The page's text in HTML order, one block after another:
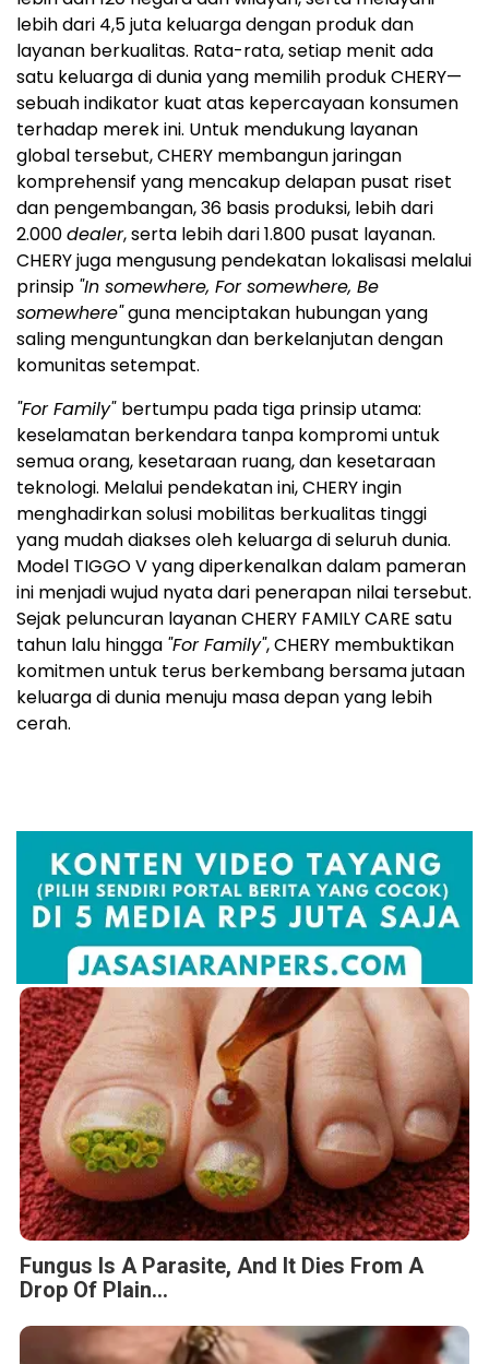
lebih dari 4,5 juta keluarga dengan produk dan
layanan berkualitas. Rata-rata, setiap menit ada
satu keluarga di dunia yang memilih produk CHERY—
sebuah indikator kuat atas kepercayaan konsumen
terhadap merek ini. Untuk mendukung layanan
global tersebut, CHERY membangun jaringan
komprehensif yang mencakup delapan pusat riset
dan pengembangan, 36 basis produksi, lebih dari
2.000dealer, serta lebih dari 1.800 pusat layanan.
CHERY juga mengusung pendekatan lokalisasi melalui
prinsip "In somewhere, For somewhere, Be
somewhere"guna menciptakan hubungan yang
saling menguntungkan dan berkelanjutan dengan
komunitas setempat.
"For Family" bertumpu pada tiga prinsip utama:
keselamatan berkendara tanpa kompromi untuk
semua orang, kesetaraan ruang, dan kesetaraan
teknologi. Melalui pendekatan ini, CHERY ingin
menghadirkan solusi mobilitas berkualitas tinggi
yang mudah diakses oleh keluarga di seluruh dunia.
Model TIGGO V yang diperkenalkan dalam pameran
ini menjadi wujud nyata dari penerapan nilai tersebut.
Sejak peluncuran layanan CHERY FAMILY CARE satu
tahun lalu hingga "For Family", CHERY membuktikan
komitmen untuk terus berkembang bersama jutaan
keluarga di dunia menuju masa depan yang lebih
cerah.
Fungus Is A Parasite, And It Dies From A
Drop Of Plain...